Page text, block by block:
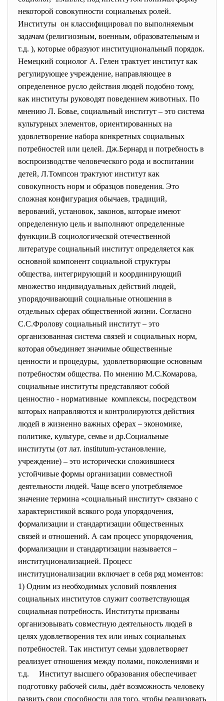
некоторой совокупности социальных ролей.
Институты он классифицировал по выполняемым
задачам (религиозным, военным, образовательным и
т.д. ), которые образуют институциональный порядок.
Немецкий социолог А. Гелен трактует институт как
регулирующее учреждение, направляющее в
определенное русло действия людей подобно тому,
как институты руководят поведением животных. По
мнению Л. Бовье, социальный институт – это система
культурных элементов, ориентированных на
удовлетворение набора конкретных социальных
потребностей или целей. Дж.Бернард и потребность в
воспроизводстве человеческого рода и воспитании
детей, Л.Томпсон трактуют институт как
совокупность норм и образцов поведения. Это
сложная конфигурация обычаев, традиций,
верований, установок, законов, которые имеют
определенную цель и выполняют определенные
функции.В социологической отечественной
литературе социальный институт определяется как
основной компонент социальной структуры
общества, интегрирующий и координирующий
множество индивидуальных действий людей,
упорядочивающий социальные отношения в
отдельных сферах общественной жизни. Согласно
С.С.Фролову социальный институт – это
организованная система связей и социальных норм,
которая объединяет значимые общественные
ценности и процедуры, удовлетворяющие основным
потребностям общества. По мнению М.С.Комарова,
социальные институты представляют собой
ценностно - нормативные комплексы, посредством
которых направляются и контролируются действия
людей в жизненно важных сферах – экономике,
политике, культуре, семье и др.Социальные
институты (от лат. institutum-установление,
учреждение) – это исторически сложившиеся
устойчивые формы организации совместной
деятельности людей. Чаще всего употребляемое
значение термина «социальный институт» связано с
характеристикой всякого рода упорядочения,
формализации и стандартизации общественных
связей и отношений. А сам процесс упорядочения,
формализации и стандартизации называется –
институционализацией. Процесс
институционализации включает в себя ряд моментов:
1) Одним из необходимых условий появления
социальных институтов служит соответствующая
социальная потребность. Институты призваны
организовывать совместную деятельность людей в
целях удовлетворения тех или иных социальных
потребностей. Так институт семьи удовлетворяет
реализует отношения между полами, поколениями и
т.д. Институт высшего образования обеспечивает
подготовку рабочей силы, даёт возможность человеку
развить свои способности для того, чтобы реализовать